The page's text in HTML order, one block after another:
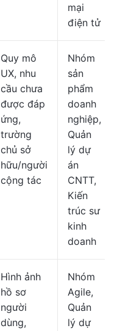
mại
điện tử
Quy mô
UX, nhu
cầu chưa
được đáp
ứng,
trường
chủ sở
hữu/người
cộng tác
Nhóm
sản
phẩm
doanh
nghiệp,
Quản
lý dự
án
CNTT,
Kiến
trúc sư
kinh
doanh
Hình ảnh
hồ sơ
người
dùng,
Nhóm
Agile,
Quản
lý dự